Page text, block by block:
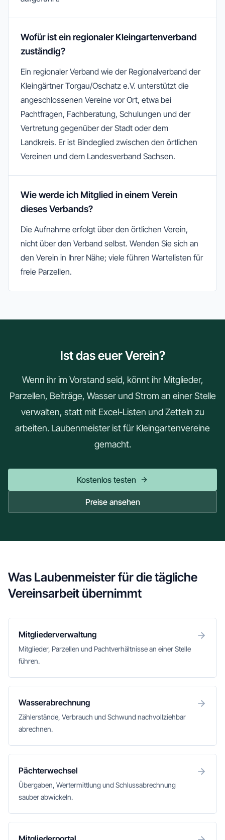
Wofür ist ein regionaler Kleingartenverband
zuständig?
Ein regionaler Verband wie der Regionalverband der
Kleingärtner Torgau/Oschatz e.V. unterstützt die
angeschlossenen Vereine vor Ort, etwa bei
Pachtfragen, Fachberatung, Schulungen und der
Vertretung gegenüber der Stadt oder dem
Landkreis. Er ist Bindeglied zwischen den örtlichen
Vereinen und dem Landesverband Sachsen.
Wie werde ich Mitglied in einem Verein
dieses Verbands?
Die Aufnahme erfolgt über den örtlichen Verein,
nicht über den Verband selbst. Wenden Sie sich an
den Verein in Ihrer Nähe; viele führen Wartelisten für
freie Parzellen.
Ist das euer Verein?
Wenn ihr im Vorstand seid, könnt ihr Mitglieder,
Parzellen, Beiträge, Wasser und Strom an einer Stelle
verwalten, statt mit Excel-Listen und Zetteln zu
arbeiten. Laubenmeister ist für Kleingartenvereine
gemacht.
Kostenlos testen
Preise ansehen
Was Laubenmeister für die tägliche
Vereinsarbeit übernimmt
Mitgliederverwaltung
Mitglieder, Parzellen und Pachtverhältnisse an einer Stelle
führen.
Wasserabrechnung
Zählerstände, Verbrauch und Schwund nachvollziehbar
abrechnen.
Pächterwechsel
Übergaben, Wertermittlung und Schlussabrechnung
sauber abwickeln.